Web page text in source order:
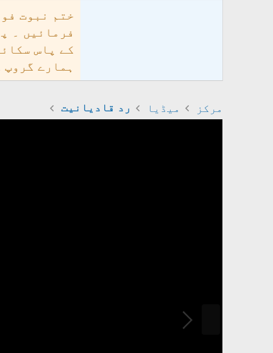
ختم نبوت فورم پر مہمان کو خوش
فرمائیں ۔ پھر بھی اگر آپ کو
ہمارے گروپ کو ضرور جوائن کریں
مرکز میڈیا رد قادیانیت